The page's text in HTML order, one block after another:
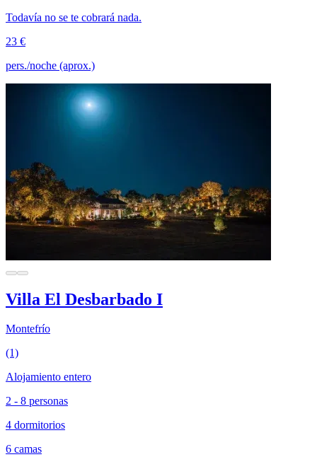
Todavía no se te cobrará nada.
23 €
pers./noche (aprox.)
Villa El Desbarbado I
Montefrío
(1)
Alojamiento entero
2 - 8 personas
4 dormitorios
6 camas